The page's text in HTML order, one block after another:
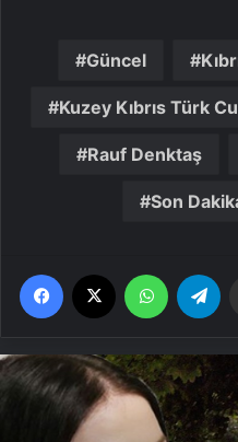
Güncel
Kuzey Kıbrıs Türk
Rauf Denktaş
Son
Facebook WhatsApp